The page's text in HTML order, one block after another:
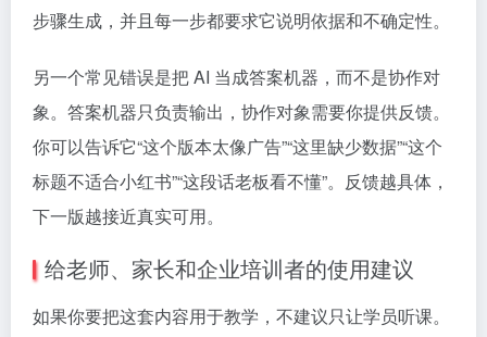
步骤生成，并且每一步都要求它说明依据和不确定性。
另一个常见错误是把 AI 当成答案机器，而不是协作对
象。答案机器只负责输出，协作对象需要你提供反馈。
你可以告诉它“这个版本太像广告”“这里缺少数据”“这个
标题不适合小红书”“这段话老板看不懂”。反馈越具体，
下一版越接近真实可用。
给老师、家长和企业培训者的使用建议
如果你要把这套内容用于教学，不建议只让学员听课。